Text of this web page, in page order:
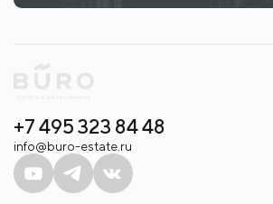
+7 495 323 84 48
info@buro-estate.ru